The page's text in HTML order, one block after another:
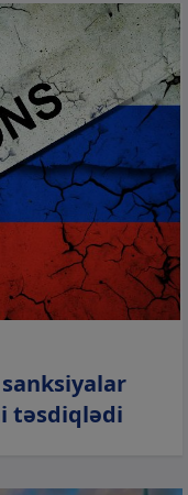
sanksiyalar
təsdiqlədi